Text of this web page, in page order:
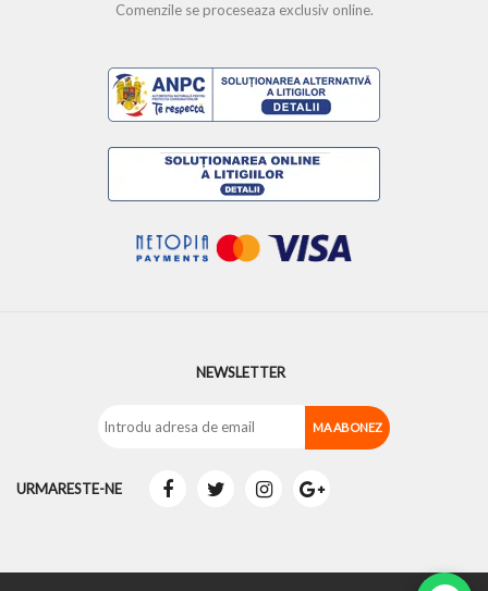
Comenzile se proceseaza exclusiv online.
NEWSLETTER
URMARESTE-NE